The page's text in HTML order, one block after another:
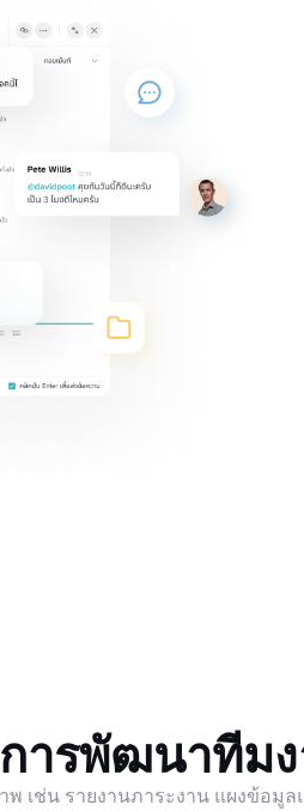
ารพัฒนาทีม
เช่น รายงานภาระงาน แผงข้อมูล